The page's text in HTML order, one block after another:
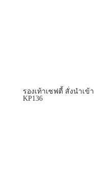
รองเท้าเซฟตี้ สั่งนำเข้า
KP136